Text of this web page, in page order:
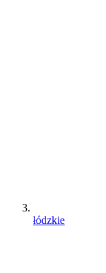
łódzkie